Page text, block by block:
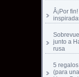
Â¡Por
junto a
rusa
5
(para